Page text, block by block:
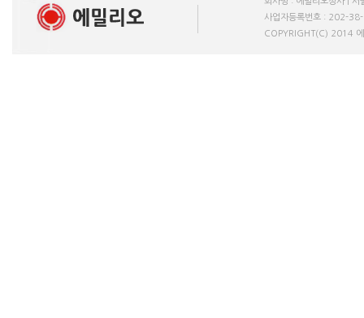
사업자등록번호 : 202-
COPYRIGHT(C) 2014 에